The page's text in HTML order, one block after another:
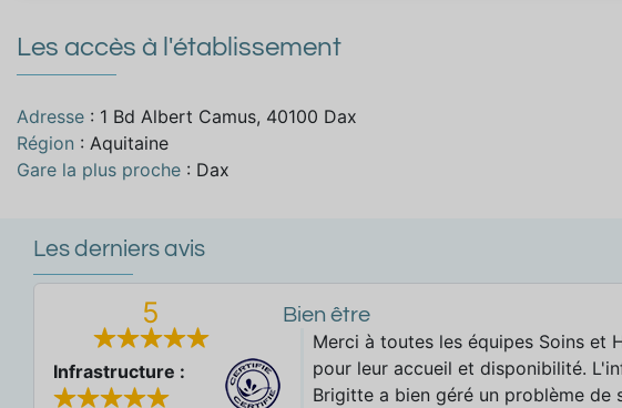
Les accès à l'établissement
Adresse : 1 Bd Albert Camus, 40100 Dax
Région : Aquitaine
Gare la plus proche : Dax
Les derniers avis
5
Infrastructure :
Bien être
Merci à toutes les équipes Soins et
pour leur accueil et disponibilité.
Brigitte a bien géré un problème de